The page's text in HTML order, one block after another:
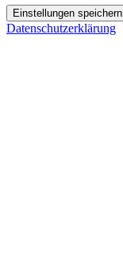
Einstellungen speichern
Datenschutzerklärung